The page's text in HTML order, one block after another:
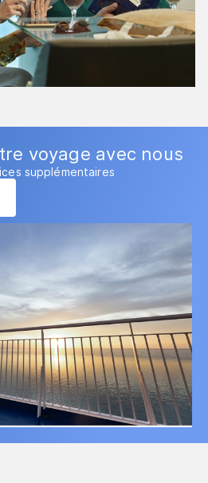
voyage avec nous
supplémentaires